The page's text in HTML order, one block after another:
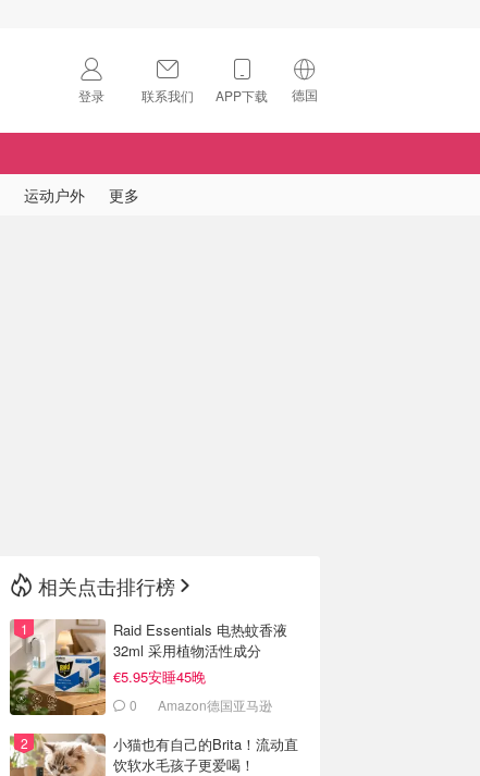
登录 联系我们 APP下载 德国
🇺🇸
运动户外 更多
相关点击排行榜
Raid Essentials 电热蚊香液
32ml 采用植物活性成分
€5.95安睡45晚
0 Amazon德国亚马逊
小猫也有自己的Brita！流动直
饮软水毛孩子更爱喝！